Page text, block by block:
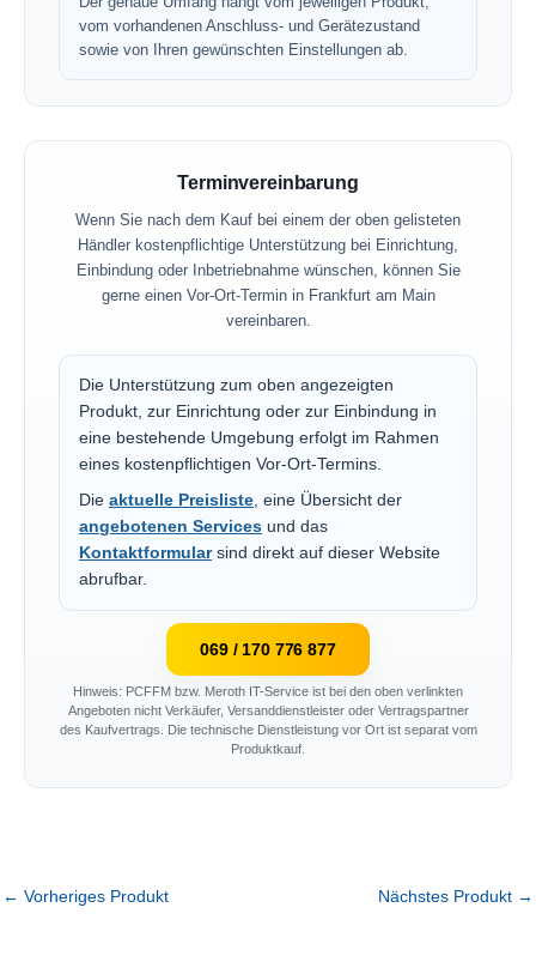
vom vorhandenen Anschluss- und Gerätezustand
sowie von Ihren gewünschten Einstellungen ab.
Terminvereinbarung
Wenn Sie nach dem Kauf bei einem der oben gelisteten
Händler kostenpflichtige Unterstützung bei Einrichtung,
Einbindung oder Inbetriebnahme wünschen, können Sie
gerne einen Vor-Ort-Termin in Frankfurt am Main
vereinbaren.
Die Unterstützung zum oben angezeigten
Produkt, zur Einrichtung oder zur Einbindung in
eine bestehende Umgebung erfolgt im Rahmen
eines kostenpflichtigen Vor-Ort-Termins.
Die aktuelle Preisliste , eine Übersicht der
angebotenen Services und das
Kontaktformularsind direkt auf dieser Website
abrufbar.
069 / 170 776 877
Hinweis: PCFFM bzw. Meroth IT-Service ist bei den oben verlinkten
Angeboten nicht Verkäufer, Versanddienstleister oder Vertragspartner
des Kaufvertrags. Die technische Dienstleistung vor Ort ist separat vom
Produktkauf.
← Vorheriges Produkt Nächstes Produkt →